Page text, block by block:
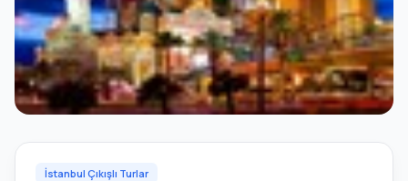
İstanbul Çıkışlı Turlar